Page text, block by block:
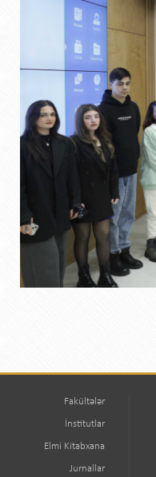
Fakültələr
İnstitutlar
Elmi Kitabxana
Jurnallar